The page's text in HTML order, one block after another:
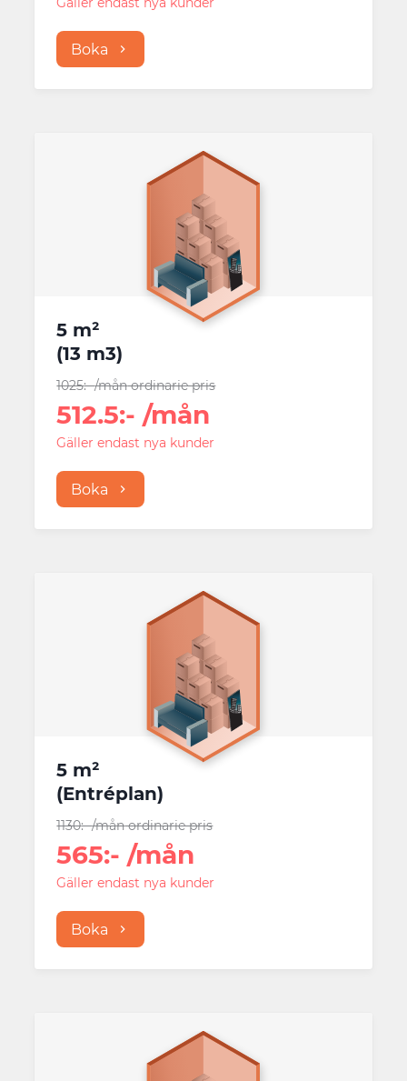
Boka
5 m²
(13 m3)
1025:-/månordinarie pris
512.5:- /mån
Gäller endast nya kunder
Boka
5 m²
(Entréplan)
1130:-/månordinarie pris
565:- /mån
Gäller endast nya kunder
Boka